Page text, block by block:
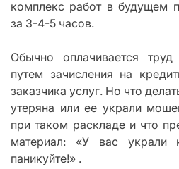
комплекс работ в будущем
за 3-4-5 часов.
Обычно оплачивается труд
путем зачисления на
заказчика услуг. Но что
утеряна или ее украли
при таком раскладе и что
материал: «У вас украли
паникуйте!» .